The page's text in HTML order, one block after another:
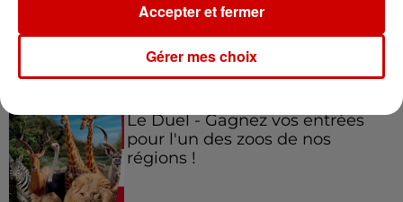
festival Marché Gourmand 2026
à Coulon !
Le Duel - Gagnez vos entrées
pour l'un des zoos de nos
régions !
Gérer mes choix
Accepter et fermer